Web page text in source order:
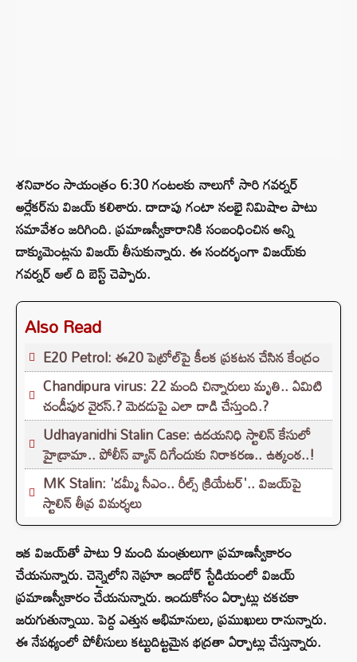
శనివారం సాయంత్రం 6:30 గంటలకు నాలుగో సారి గవర్నర్
అర్లేకర్‌ను విజయ్ కలిశారు. దాదాపు గంటా నలభై నిమిషాల పాటు
సమావేశం జరిగింది. ప్రమాణస్వీకారానికి సంబంధించిన అన్ని
డాక్యుమెంట్లను విజయ్ తీసుకున్నారు. ఈ సందర్భంగా విజయ్‌కు
గవర్నర్ ఆల్ ది బెస్ట్ చెప్పారు.
Also Read
E20 Petrol: ఈ20 పెట్రోల్‌పై కీలక ప్రకటన చేసిన కేంద్రం
Chandipura virus: 22 మంది చిన్నారులు మృతి.. ఏమిటి
చండీపుర వైరస్.? మెదడుపై ఎలా దాడి చేస్తుంది.?
Udhayanidhi Stalin Case: ఉదయనిధి స్టాలిన్ కేసులో
హైడ్రామా.. పోలీస్ వ్యాన్ దిగేందుకు నిరాకరణ.. ఉత్కంఠ..!
MK Stalin: 'డమ్మీ సీఎం.. రీల్స్ క్రియేటర్'.. విజయ్‌పై
స్టాలిన్ తీవ్ర విమర్శలు
ఇక విజయ్‌తో పాటు 9 మంది మంత్రులుగా ప్రమాణస్వీకారం
చేయనున్నారు. చెన్నైలోని నెహ్రూ ఇండోర్ స్టేడియంలో విజయ్
ప్రమాణస్వీకారం చేయనున్నారు. ఇందుకోసం ఏర్పాట్లు చకచకా
జరుగుతున్నాయి. పెద్ద ఎత్తున అభిమానులు, ప్రముఖులు రానున్నారు.
ఈ నేపథ్యంలో పోలీసులు కట్టుదిట్టమైన భద్రతా ఏర్పాట్లు చేస్తున్నారు.